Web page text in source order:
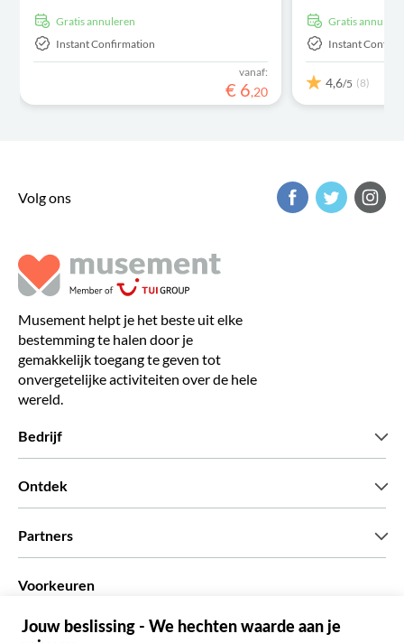
Gratis annuleren
Instant Confirmation
vanaf:
€ 6,20
Gratis
Instant
4,6/5 (8)
Volg ons
Musement helpt je het beste uit elke
bestemming te halen door je
gemakkelijk toegang te geven tot
onvergetelijke activiteiten over de hele
wereld.
Bedrijf
Ontdek
Partners
Persoonlijke Travelagents
Voorkeuren
Nederlands